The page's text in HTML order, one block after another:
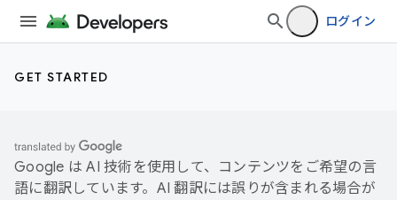
ログイン
GET STARTED
Google は AI 技術を使用して、コンテンツをご希望の言
語に翻訳しています。AI 翻訳には誤りが含まれる場合が